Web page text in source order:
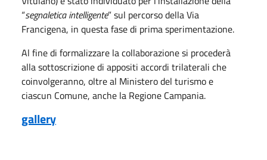
“segnaletica intelligente” sul percorso della Via
Francigena, in questa fase di prima sperimentazione.
Al fine di formalizzare la collaborazione si procederà
alla sottoscrizione di appositi accordi trilaterali che
coinvolgeranno, oltre al Ministero del turismo e
ciascun Comune, anche la Regione Campania.
gallery